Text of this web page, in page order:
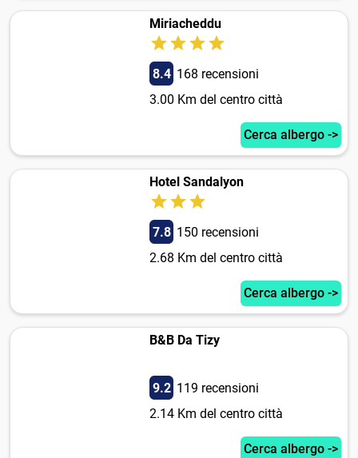
Miriacheddu
8.4 168 recensioni
3.00 Km del centro città
Cerca albergo ->
Hotel Sandalyon
7.8 150 recensioni
2.68 Km del centro città
Cerca albergo ->
B&B Da Tizy
9.2 119 recensioni
2.14 Km del centro città
Cerca albergo ->